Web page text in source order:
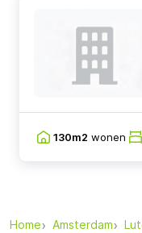
130m2 wonen
Home Amsterdam